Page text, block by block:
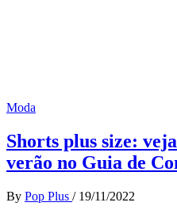
Moda
Shorts plus size:
verão no Guia de
By Pop Plus / 19/11/2022